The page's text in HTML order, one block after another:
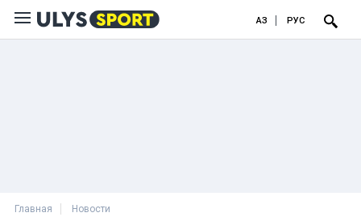
ҚАЗ РУС
Главная Новости